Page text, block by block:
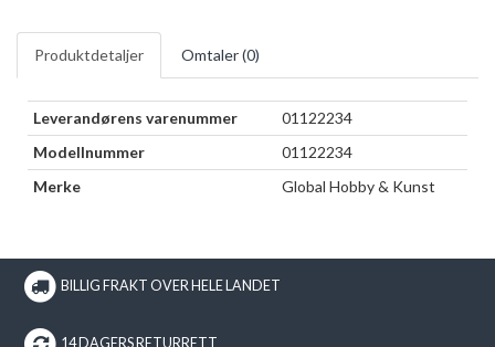
Produktdetaljer Omtaler (0)
Leverandørens varenummer
01122234
Modellnummer
01122234
Merke
Global Hobby & Kunst
BILLIG FRAKT OVER HELE LANDET
14 DAGERS RETURRETT